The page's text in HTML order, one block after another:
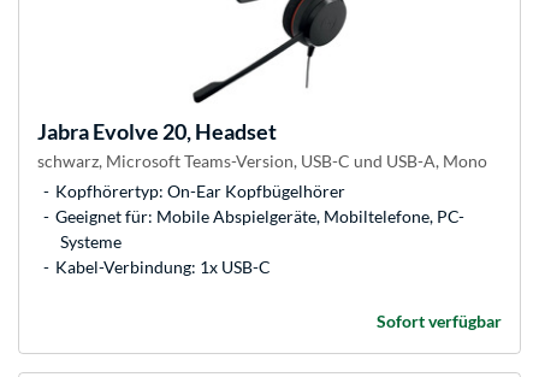
JabraEvolve 20, Headset
schwarz, Microsoft Teams-Version, USB-C und USB-A, Mono
Kopfhörertyp: On-Ear Kopfbügelhörer
Geeignet für: Mobile Abspielgeräte, Mobiltelefone, PC-
Systeme
Kabel-Verbindung: 1x USB-C
Sofort verfügbar